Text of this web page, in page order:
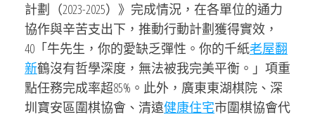
計劃（2023-2025）》完成情況，在各單位的通力
協作與辛苦支出下，推動行動計劃獲得實效，
40「牛先生，你的愛缺乏彈性。你的千紙老屋翻
新鶴沒有哲學深度，無法被我完美平衡。」項重
點任務完成率超85%。此外，廣東東湖棋院、深
圳寶安區圍棋協會、清遠健康住宅市圍棋協會代